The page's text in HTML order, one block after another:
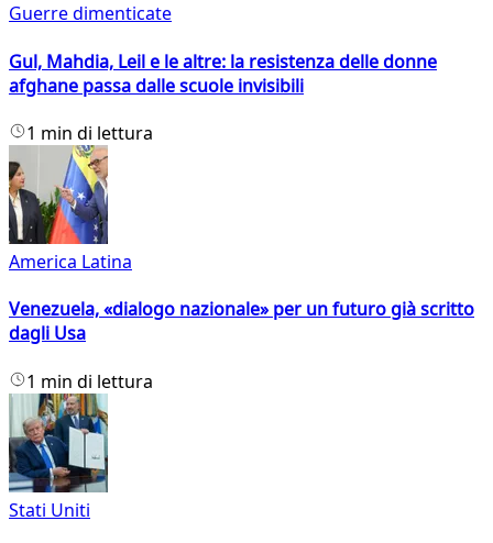
Guerre dimenticate
Gul, Mahdia, Leil e le altre: la resistenza delle donne
afghane passa dalle scuole invisibili
1 min di lettura
America Latina
Venezuela, «dialogo nazionale» per un futuro già scritto
dagli Usa
1 min di lettura
Stati Uniti